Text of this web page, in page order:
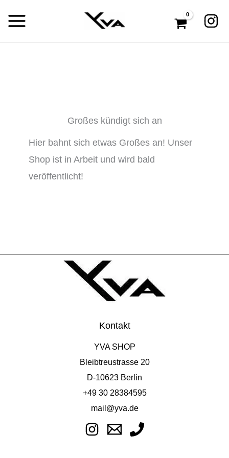
Inhalt
springen
Großes kündigt sich an
Hier bahnt sich etwas Großes an! Unser
Shop ist in Arbeit und wird bald
veröffentlicht!
Kontakt
YVA SHOP
Bleibtreustrasse 20
D-10623 Berlin
+49 30 28384595
mail@yva.de